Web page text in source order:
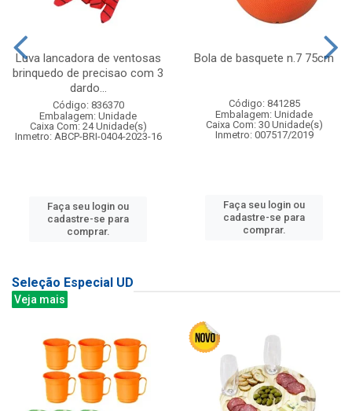
Luva lancadora de ventosas
brinquedo de precisao com 3
dardo...
Código: 836370
Embalagem: Unidade
Caixa Com: 24 Unidade(s)
Inmetro: ABCP-BRI-0404-2023-16
Faça seu login ou
cadastre-se para
comprar.
Bola de basquete n.7 75cm
Código: 841285
Embalagem: Unidade
Caixa Com: 30 Unidade(s)
Inmetro: 007517/2019
Faça seu login ou
cadastre-se para
comprar.
Seleção Especial UD
Veja mais